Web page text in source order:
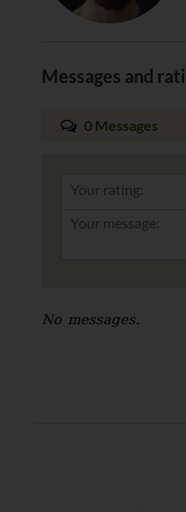
Messages and
0 Messages
Your rating:
No messages.